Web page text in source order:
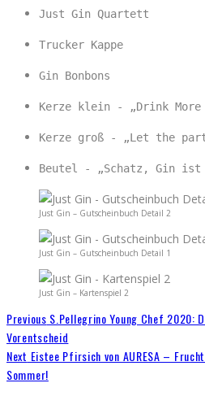
Just Gin Quartett
Trucker Kappe
Gin Bonbons
Kerze klein - „Drink More
Kerze groß - „Let the
Beutel - „Schatz, Gin
Just Gin – Gutscheinbuch Detail 2
Just Gin – Gutscheinbuch Detail 1
Just Gin – Kartenspiel 2
Previous S.Pellegrino Young Chef 2020:
Vorentscheid
Next Eistee Pfirsich von AURESA –
Sommer!